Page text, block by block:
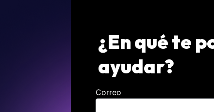
¿En qué te
ayudar?
Correo